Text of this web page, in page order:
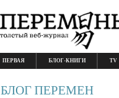
ПЕРВАЯ БЛОГ-КНИГИ TV
БЛОГ ПЕРЕМЕН